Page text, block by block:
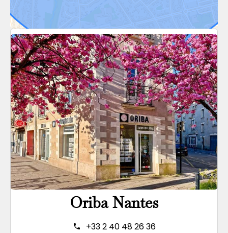
Oriba Nantes
+33 2 40 48 26 36